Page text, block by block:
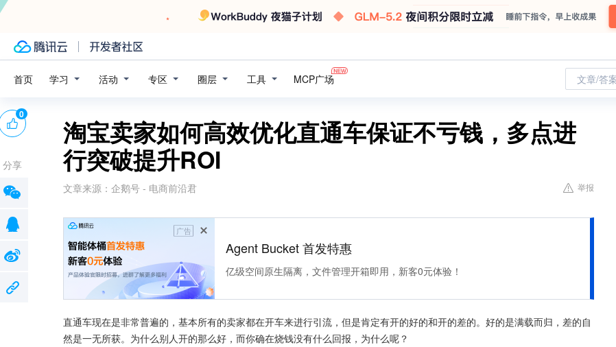
首页 学习 活动 专区 圈层 工具 MCP广场 文章/答
淘宝卖家如何高效优化直通车保证不亏钱，多点进
行突破提升ROI
文章来源： 企鹅号 - 电商前沿君 举报
广告
Agent Bucket 首发特惠
亿级空间原生隔离，文件管理开箱即用，新客0元体验！
直通车现在是非常普遍的，基本所有的卖家都在开车来进行引流，但是肯定有开的好的和开的差的。好的是满载而归，差的自
然是一无所获。为什么别人开的那么好，而你确在烧钱没有什么回报，为什么呢？
0
分享